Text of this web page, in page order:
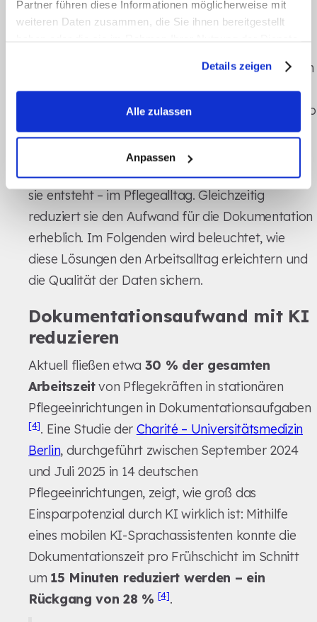
Partner führen diese Informationen möglicherweise mit
weiteren Daten zusammen, die Sie ihnen bereitgestellt
Details zeigen
Alle zulassen
Anpassen
Dokumentation die
Compliance unterstützt
Die Grundlage für die Einhaltung von Vorgaben in
der Pflege ist eine präzise
Personalbedarfsberechnung. Doch diese ist nur so
gut wie die Daten, auf denen sie basiert. Hier
kommt die KI-gestützte Dokumentation ins Spiel:
Sie verbessert die Datenqualität direkt dort, wo
sie entsteht – im Pflegealltag. Gleichzeitig
reduziert sie den Aufwand für die Dokumentation
erheblich. Im Folgenden wird beleuchtet, wie
diese Lösungen den Arbeitsalltag erleichtern und
die Qualität der Daten sichern.
Dokumentationsaufwand mit KI
reduzieren
Aktuell fließen etwa 30 % der gesamten
Arbeitszeitvon Pflegekräften in stationären
Pflegeeinrichtungen in Dokumentationsaufgaben
[4]. Eine Studie der Charité – Universitätsmedizin
Berlin, durchgeführt zwischen September 2024
und Juli 2025 in 14 deutschen
Pflegeeinrichtungen, zeigt, wie groß das
Einsparpotenzial durch KI wirklich ist: Mithilfe
eines mobilen KI-Sprachassistenten konnte die
Dokumentationszeit pro Frühschicht im Schnitt
um 15 Minuten reduziert werden – ein
Rückgang von 28 % [4].